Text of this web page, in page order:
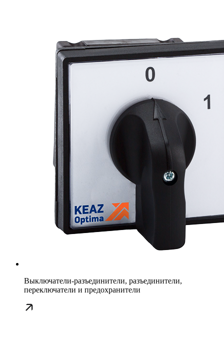
Выключатели-разъединители, разъединители,
переключатели и предохранители